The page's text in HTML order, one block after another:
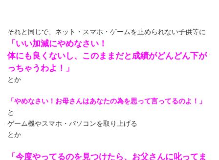
それと同じで、ネット・スマホ・ゲームを止められない子供等に
「いい加減にやめなさい！
体にも良くないし、このままだと成績がどんどん下が
っちゃうわよ！」
とか
「やめなさい！お母さんはあなたの為を思って言ってるのよ！」
と
ゲーム機やスマホ・パソコンを取り上げる
とか
「今度やってるのを見つけたら、お父さんに叱ってま